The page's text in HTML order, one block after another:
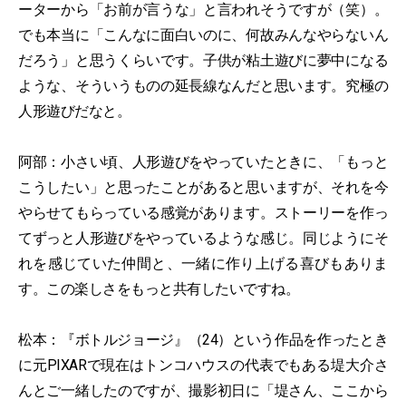
ーターから「お前が言うな」と言われそうですが（笑）。
でも本当に「こんなに面白いのに、何故みんなやらないん
だろう」と思うくらいです。子供が粘土遊びに夢中になる
ような、そういうものの延長線なんだと思います。究極の
人形遊びだなと。
阿部：小さい頃、人形遊びをやっていたときに、「もっと
こうしたい」と思ったことがあると思いますが、それを今
やらせてもらっている感覚があります。ストーリーを作っ
てずっと人形遊びをやっているような感じ。同じようにそ
れを感じていた仲間と、一緒に作り上げる喜びもありま
す。この楽しさをもっと共有したいですね。
松本：『ボトルジョージ』（24）という作品を作ったとき
に元PIXARで現在はトンコハウスの代表でもある堤大介さ
んとご一緒したのですが、撮影初日に「堤さん、ここから